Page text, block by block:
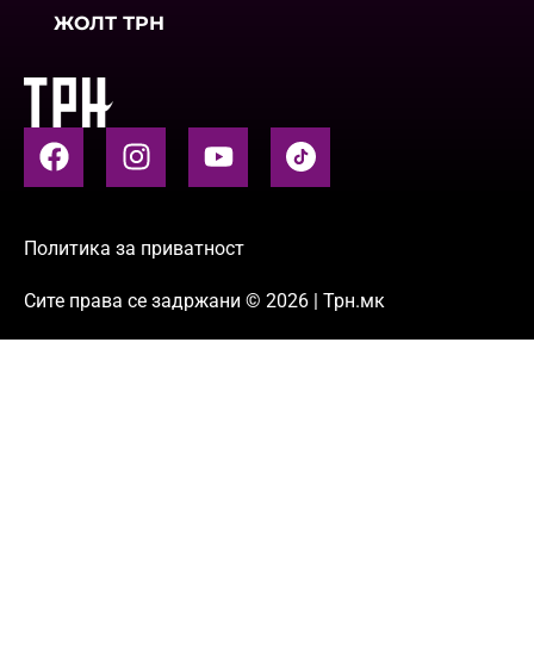
ЖОЛТ ТРН
Политика за приватност
Сите права се задржани © 2026 | Трн.мк